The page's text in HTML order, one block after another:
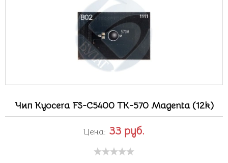
Чип Kyocera FS-C5400 TK-570 Magenta (12k)
Цена: 33 руб.